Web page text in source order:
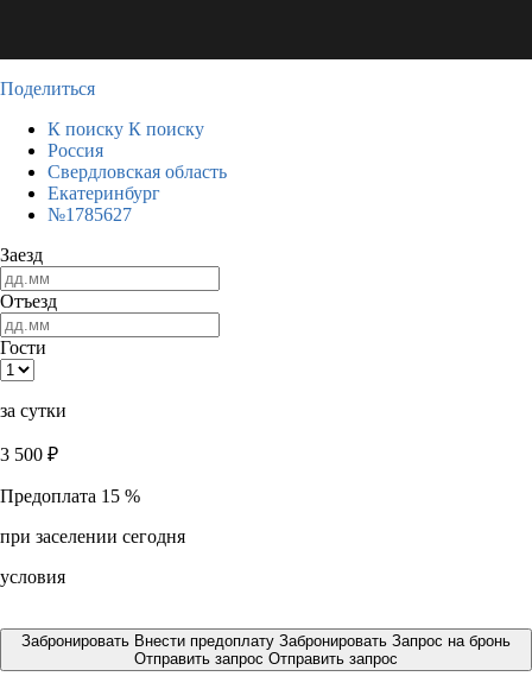
Поделиться
К поиску К поиску
Россия
Свердловская область
Екатеринбург
№1785627
Заезд
Отъезд
Гости
за сутки
3 500 ₽
Предоплата 15 %
при заселении сегодня
условия
Забронировать Внести предоплату Забронировать Запрос на бронь
Отправить запрос Отправить запрос